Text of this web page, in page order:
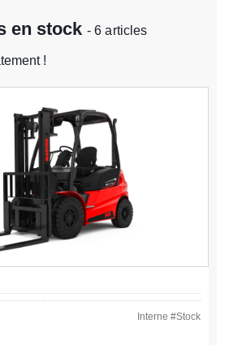
en stock- 6 articles
!
Interne #Stock